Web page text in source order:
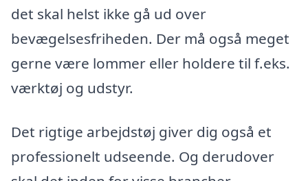
det skal helst ikke gå ud over
bevægelsesfriheden. Der må også meget
gerne være lommer eller holdere til f.eks.
værktøj og udstyr.
Det rigtige arbejdstøj giver dig også et
professionelt udseende. Og derudover